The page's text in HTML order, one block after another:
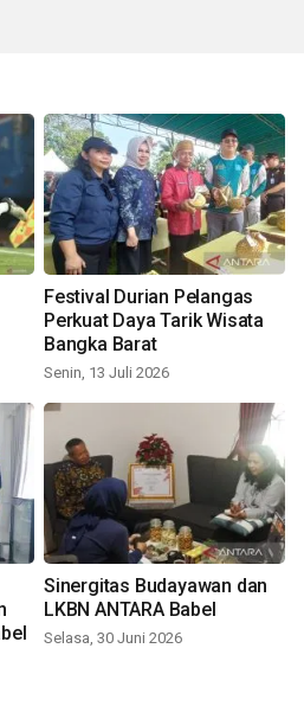
Festival Durian Pelangas
Perkuat Daya Tarik Wisata
Bangka Barat
Senin, 13 Juli 2026
Sinergitas Budayawan dan
LKBN ANTARA Babel
Selasa, 30 Juni 2026